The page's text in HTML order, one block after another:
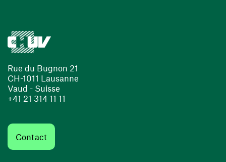
Rue du Bugnon 21
CH-1011 Lausanne
Vaud - Suisse
+41 21 314 11 11
Contact